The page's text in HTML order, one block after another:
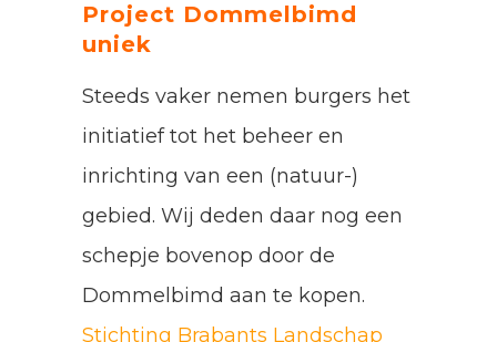
Project Dommelbimd
uniek
Steeds vaker nemen burgers het
initiatief tot het beheer en
inrichting van een (natuur-)
gebied. Wij deden daar nog een
schepje bovenop door de
Dommelbimd aan te kopen.
Stichting Brabants Landschap